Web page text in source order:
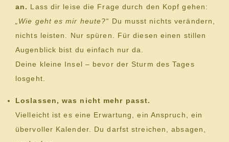
an. Lass dir leise die Frage durch den Kopf gehen:
„Wie geht es mir heute?“ Du musst nichts verändern,
nichts leisten. Nur spüren. Für diesen einen stillen
Augenblick bist du einfach nur da.
Deine kleine Insel – bevor der Sturm des Tages
losgeht.
Loslassen, was nicht mehr passt.
Vielleicht ist es eine Erwartung, ein Anspruch, ein
übervoller Kalender. Du darfst streichen, absagen,